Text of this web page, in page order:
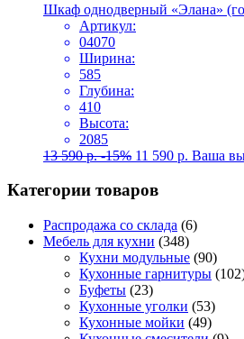
Шкаф однодверный «Элана»
Артикул:
04070
Ширина:
585
Глубина:
410
Высота:
2085
13 590р. -15% 11 590 р. Ваша
Категории товаров
Распродажа со склада (6)
Мебель для кухни (348)
Кухни модульные (90)
Кухонные гарнитуры
Буфеты (23)
Кухонные уголки (53)
Кухонные мойки (49)